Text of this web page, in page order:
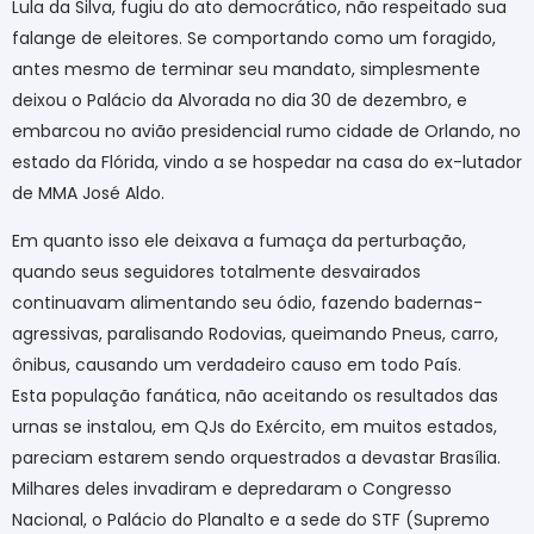
Lula da Silva, fugiu do ato democrático, não respeitado sua
falange de eleitores. Se comportando como um foragido,
antes mesmo de terminar seu mandato, simplesmente
deixou o Palácio da Alvorada no dia 30 de dezembro, e
embarcou no avião presidencial rumo cidade de Orlando, no
estado da Flórida, vindo a se hospedar na casa do ex-lutador
de MMA José Aldo.
Em quanto isso ele deixava a fumaça da perturbação,
quando seus seguidores totalmente desvairados
continuavam alimentando seu ódio, fazendo badernas-
agressivas, paralisando Rodovias, queimando Pneus, carro,
ônibus, causando um verdadeiro causo em todo País.
Esta população fanática, não aceitando os resultados das
urnas se instalou, em QJs do Exército, em muitos estados,
pareciam estarem sendo orquestrados a devastar Brasília.
Milhares deles invadiram e depredaram o Congresso
Nacional, o Palácio do Planalto e a sede do STF (Supremo